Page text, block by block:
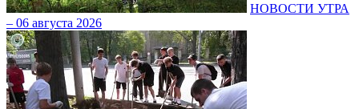
НОВОСТИ УТРА
– 06 августа 2026